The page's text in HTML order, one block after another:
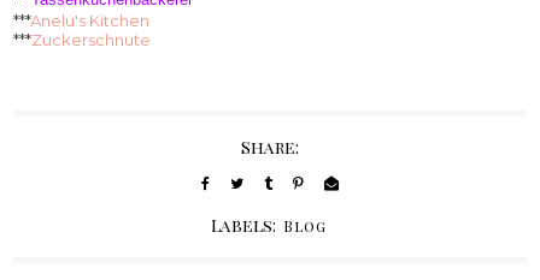
***Anelu's Kitchen
***Zuckerschnute
Share:
Labels: Blog